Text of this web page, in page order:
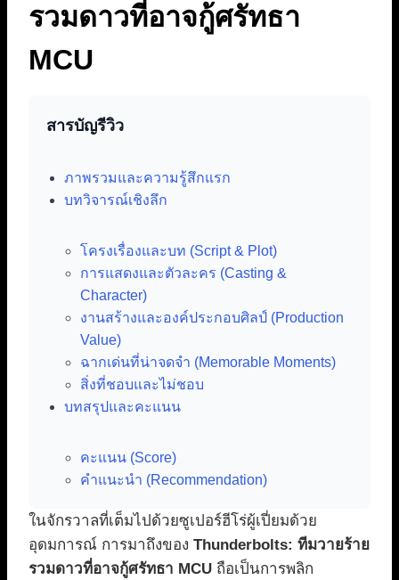
รวมดาวที่อาจกู้ศรัทธา
MCU
สารบัญรีวิว
ภาพรวมและความรู้สึกแรก
บทวิจารณ์เชิงลึก
โครงเรื่องและบท (Script & Plot)
การแสดงและตัวละคร (Casting &
Character)
งานสร้างและองค์ประกอบศิลป์ (Production
Value)
ฉากเด่นที่น่าจดจำ (Memorable Moments)
สิ่งที่ชอบและไม่ชอบ
บทสรุปและคะแนน
คะแนน (Score)
คำแนะนำ (Recommendation)
ในจักรวาลที่เต็มไปด้วยซูเปอร์ฮีโร่ผู้เปี่ยมด้วย
อุดมการณ์ การมาถึงของ Thunderbolts: ทีมวายร้าย
รวมดาวที่อาจกู้ศรัทธา MCU ถือเป็นการพลิก